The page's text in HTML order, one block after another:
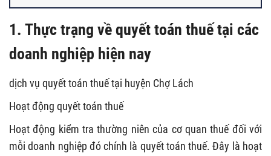
1. Thực trạng về quyết toán thuế tại các
doanh nghiệp hiện nay
dịch vụ quyết toán thuế tại huyện Chợ Lách
Hoạt động quyết toán thuế
Hoạt động kiểm tra thường niên của cơ quan thuế đối với
mỗi doanh nghiệp đó chính là quyết toán thuế. Đây là hoạt